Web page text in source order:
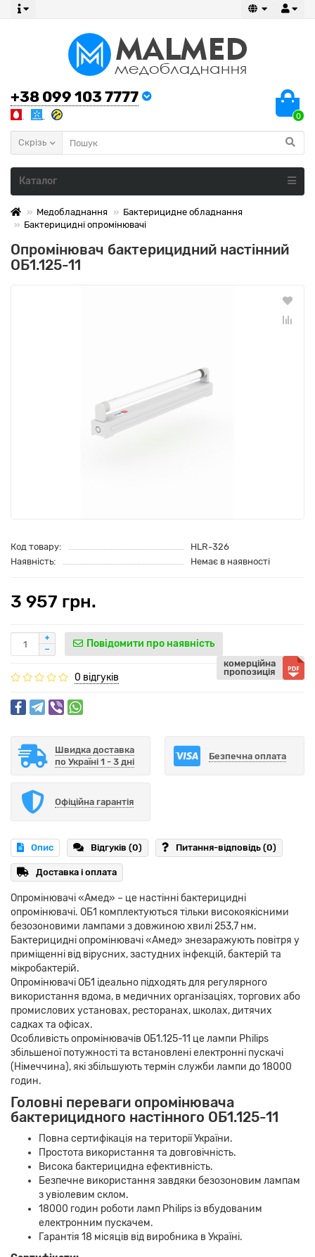
+38 099 103 7777
0
Скрізь
Каталог
Медобладнання
Бактерицидне обладнання
Бактерицидні опромінювачі
Опромінювач бактерицидний настінний
ОБ1.125-11
Код товару:
HLR-326
Наявність:
Немає в наявності
3 957 грн.
Повідомити про наявність
комерційна
пропозиція
0 відгуків
Швидка доставка
по Україні 1 - 3 дні
Безпечна оплата
Офіційна гарантія
Опис Відгуків (0) Питання-відповідь (0)
Доставка і оплата
Опромінювачі «Амед» – це настінні бактерицидні
опромінювачі. ОБ1 комплектуються тільки високоякісними
безозоновими лампами з довжиною хвилі 253,7 нм.
Бактерицидні опромінювачі «Амед» знезаражують повітря у
приміщенні від вірусних, застудних інфекцій, бактерій та
мікробактерій.
Опромінювачі ОБ1 ідеально підходять для регулярного
використання вдома, в медичних організаціях, торгових або
промислових установах, ресторанах, школах, дитячих
садках та офісах.
Особливість опромінювачів ОБ1.125-11 це лампи Philips
збільшеної потужності та встановлені електронні пускачі
(Німеччина), які збільшують термін служби лампи до 18000
годин.
Головні переваги опромінювача
бактерицидного настінного ОБ1.125-11
Повна сертифікація на території України.
Простота використання та довговічність.
Висока бактерицидна ефективність.
Безпечне використання завдяки безозоновим лампам
з увіолевим склом.
18000 годин роботи ламп Philips із вбудованим
електронним пускачем.
Гарантія 18 місяців від виробника в Україні.